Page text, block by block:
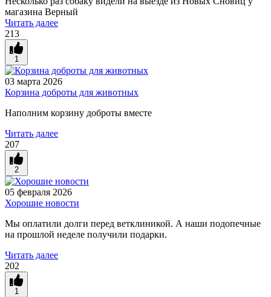
магазина Верный
Читать далее
213
1
03 марта 2026
Корзина доброты для животных
Наполним корзину доброты вместе
Читать далее
207
2
05 февраля 2026
Хорошие новости
Мы оплатили долги перед ветклиникой. А наши подопечные
на прошлой неделе получили подарки.
Читать далее
202
1